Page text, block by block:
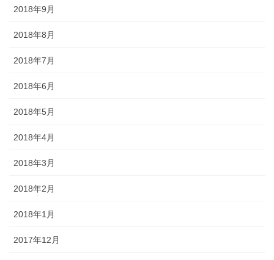
2018年9月
2018年8月
2018年7月
2018年6月
2018年5月
2018年4月
2018年3月
2018年2月
2018年1月
2017年12月